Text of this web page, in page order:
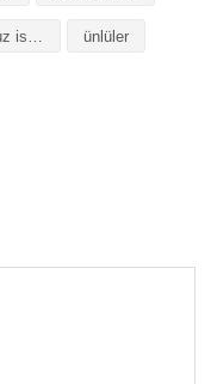
Dilefruz isminin numerolojisi ünlüler